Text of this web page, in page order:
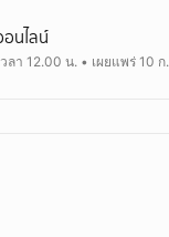
21 กัมพูชา ตกกลาง
BM-21 แจ้งเจ้าหน้าที่เ
นไลน์
ลา 12.00 น. • เผยแพร่ 10 ก